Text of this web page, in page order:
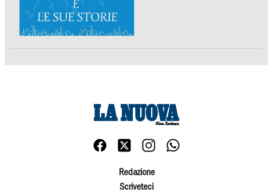
Redazione
Scriveteci